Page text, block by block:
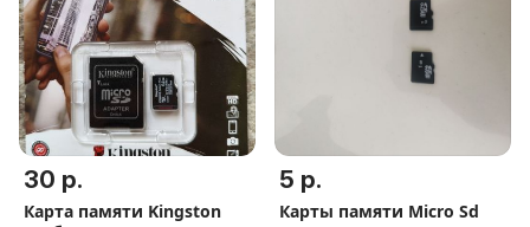
30 р.
Карта памяти Kingston
5 р.
Карты памяти Micro Sd